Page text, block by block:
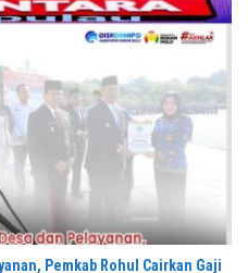
Pemkab Rohul Cairkan Gaji